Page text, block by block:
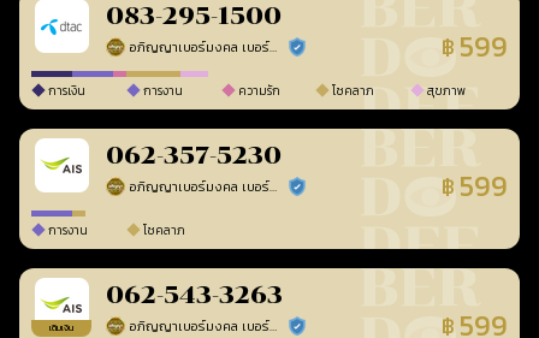
083-295-1500
อภิญญาเบอร์มงคล เบอร์สวยเลขศาสตร์ ร้านยืนยันแล้ว ฿ 599
การเงิน การงาน ความรัก โชคลาภ สุขภาพ
062-357-5230
อภิญญาเบอร์มงคล เบอร์สวยเลขศาสตร์ ร้านยืนยันแล้ว ฿ 599
การงาน โชคลาภ
เติมเงิน
062-543-3263
อภิญญาเบอร์มงคล เบอร์สวยเลขศาสตร์ ร้านยืนยันแล้ว ฿ 599